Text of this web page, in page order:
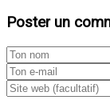
Poster un